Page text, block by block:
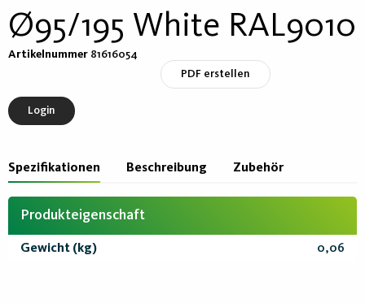
Ø95/195 White RAL9010
Artikelnummer 81616054
PDF erstellen
Login
Spezifikationen Beschreibung Zubehör
Produkteigenschaft
Gewicht (kg) 0,06